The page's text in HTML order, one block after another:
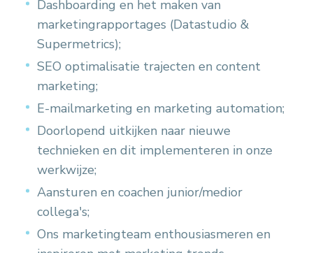
Dashboarding en het maken van
marketingrapportages (Datastudio &
Supermetrics);
SEO optimalisatie trajecten en content
marketing;
E-mailmarketing en marketing automation;
Doorlopend uitkijken naar nieuwe
technieken en dit implementeren in onze
werkwijze;
Aansturen en coachen junior/medior
collega's;
Ons marketingteam enthousiasmeren en